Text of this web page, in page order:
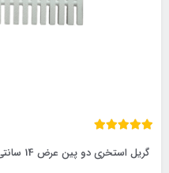
گریل استخری دو پین عرض 14 سانتی متر